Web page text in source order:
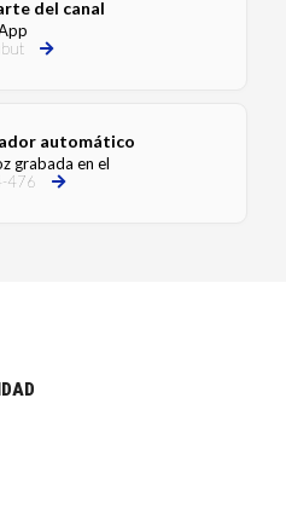
del canal
automático
grabada en el
476